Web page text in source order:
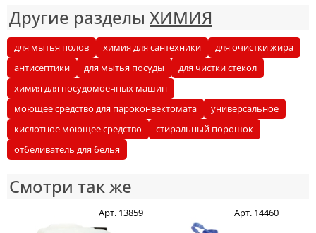
Другие разделы ХИМИЯ
для мытья полов химия для сантехники
для очистки жира
антисептики
для мытья посуды
для чистки стекол
химия для посудомоечных машин
моющее средство для пароконвектомата
универсальное
кислотное моющее средство
стиральный порошок
отбеливатель для белья
Смотри так же
Арт. 13859 Арт. 14460